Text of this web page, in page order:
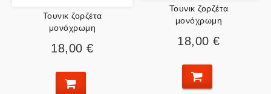
Τουνικ ζορζέτα
μονόχρωμη
18,00 €
Τουνικ ζορζέτα
μονόχρωμη
18,00 €